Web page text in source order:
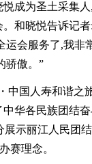
成为圣土采集
和晓悦告诉记
会服务了,我非
骄傲。”
中国人寿和谐之
华各民族团结
示丽江人民团
赛理念。